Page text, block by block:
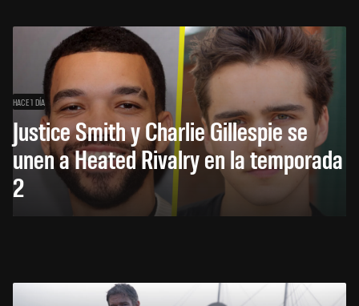
HACE 1 DÍA
Justice Smith y Charlie Gillespie se
unen a Heated Rivalry en la temporada
2